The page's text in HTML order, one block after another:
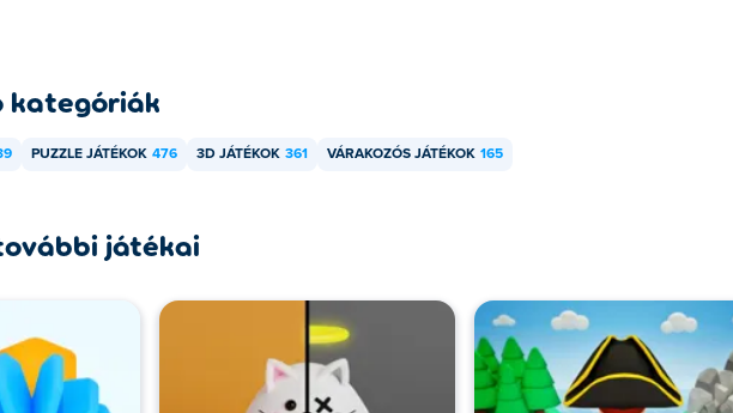
kategóriák
PUZZLE JÁTÉKOK 476 3D JÁTÉKOK 361 VÁRAKOZÓS JÁTÉKOK 165
játékai